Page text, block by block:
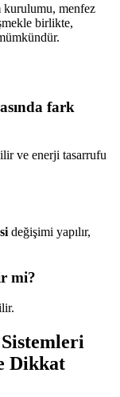
menfez
birlikte,
fark
ve enerji tasarrufu
değişimi yapılır,
mi?
Dikkat